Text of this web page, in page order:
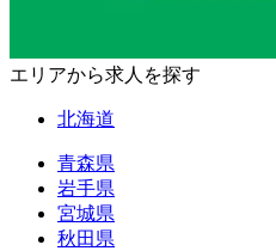
エリアから求人を探す
北海道
青森県
岩手県
宮城県
秋田県